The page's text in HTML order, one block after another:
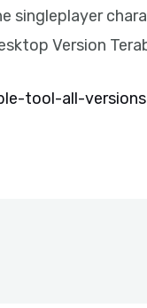
singleplayer
Version
tool-all-